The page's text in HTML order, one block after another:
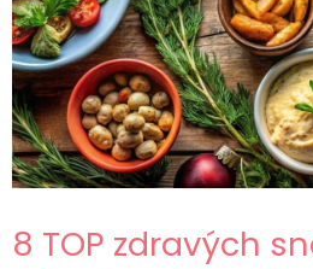
8 TOP zdravých